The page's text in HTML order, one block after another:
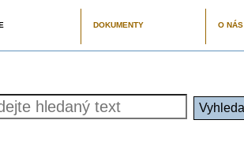
DOKUMENTY O NÁS